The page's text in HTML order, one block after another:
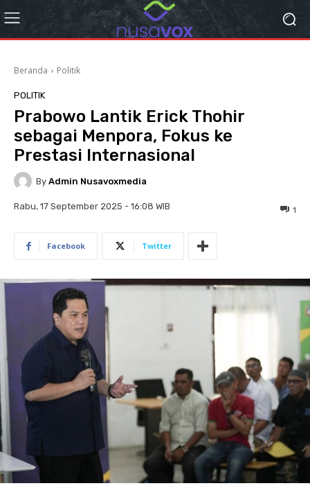
Beranda Politik
POLITIK
Prabowo Lantik Erick Thohir
sebagai Menpora, Fokus ke
Prestasi Internasional
By Admin Nusavoxmedia
Rabu, 17 September 2025 - 16:08 WIB 1
Facebook Twitter